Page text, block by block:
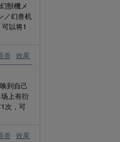
獣機メ
／幻兽机
以将1
兽 效果
到自己
上有衍
次，可
兽 效果